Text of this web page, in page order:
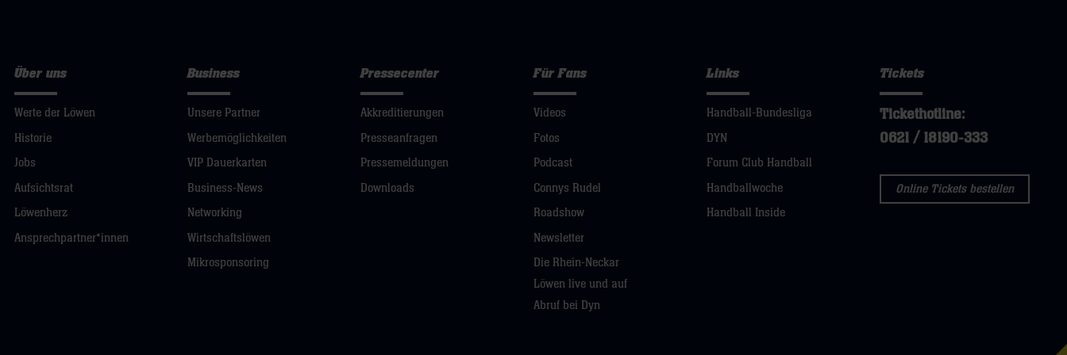
Über uns
Werte der Löwen
Historie
Jobs
Aufsichtsrat
Löwenherz
Ansprechpartner*innen
Business
Unsere Partner
Werbemöglichkeiten
VIP Dauerkarten
Business-News
Networking
Wirtschaftslöwen
Mikrosponsoring
Pressecenter
Akkreditierungen
Presseanfragen
Pressemeldungen
Downloads
Für Fans
Videos
Fotos
Podcast
Connys Rudel
Roadshow
Newsletter
Die Rhein-Neckar
Löwen live und auf
Abruf bei Dyn
Links
Handball-Bundesliga
DYN
Forum Club Handball
Handballwoche
Handball Inside
Tickets
Tickethotline:
0621 / 18190-333
Online Tickets bestellen